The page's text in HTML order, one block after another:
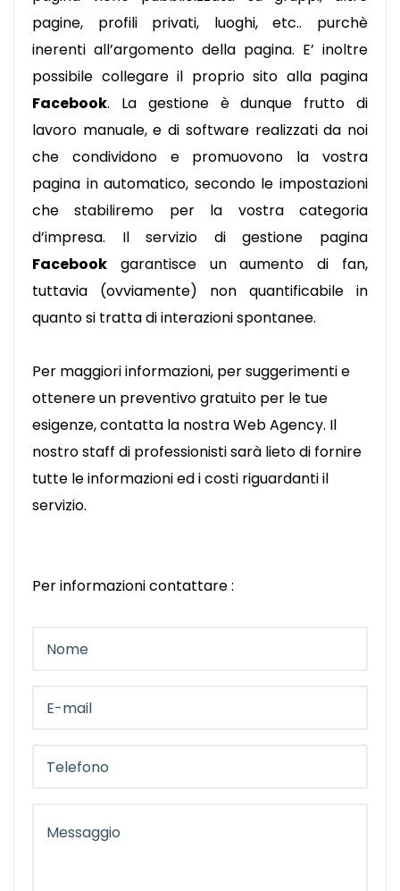
pagine, profili privati, luoghi, etc.. purchè
inerenti all’argomento della pagina. E’ inoltre
possibile collegare il proprio sito alla pagina
Facebook. La gestione è dunque frutto di
lavoro manuale, e di software realizzati da noi
che condividono e promuovono la vostra
pagina in automatico, secondo le impostazioni
che stabiliremo per la vostra categoria
d’impresa. Il servizio di gestione pagina
Facebook garantisce un aumento di fan,
tuttavia (ovviamente) non quantificabile in
quanto si tratta di interazioni spontanee.
Per maggiori informazioni, per suggerimenti e
ottenere un preventivo gratuito per le tue
esigenze, contatta la nostra Web Agency. Il
nostro staff di professionisti sarà lieto di fornire
tutte le informazioni ed i costi riguardanti il
servizio.
Per informazioni contattare :